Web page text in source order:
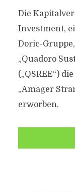
Die
Investment,
Doric-
„Quadoro
(„QSREE“)
„Amager
erworben.